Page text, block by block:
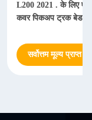
L200 2021 . के लिए
कवर पिकअप ट्रक बेड
सर्वोत्तम मूल्य प्राप्त